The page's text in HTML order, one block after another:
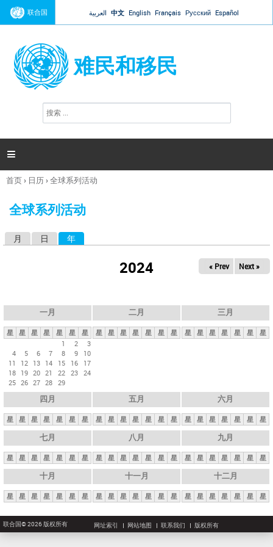
Jump to navigation
联合国 العربية 中文 English Français Русский Español
难民和移民
搜
索

你
这
首页› 日历›全球系列活动
全球系列活动
月 日 年
2024 « Prev Next »
一月
星 星 星 星 星 星
星
1
2
3
4
5 6 7 8 9
10
11
12 13 14 15 16
17
18 19 20 21 22 23 24
25 26 27 28 29
二月
星 星 星 星 星 星 星
三月
星 星 星 星 星 星 星
四月
星 星 星 星 星 星 星
五月
星 星 星 星 星 星 星
六月
星 星 星 星 星 星 星
七月
星 星 星 星 星 星 星
八月
星 星 星 星 星 星 星
九月
星 星 星 星 星 星 星
十月
星 星 星 星 星 星 星
十一月
星 星 星 星 星 星 星
十二月
星 星 星 星 星 星 星
联合国© 2026 版权所有 网址索引 网站地图 联系我们 版权所有